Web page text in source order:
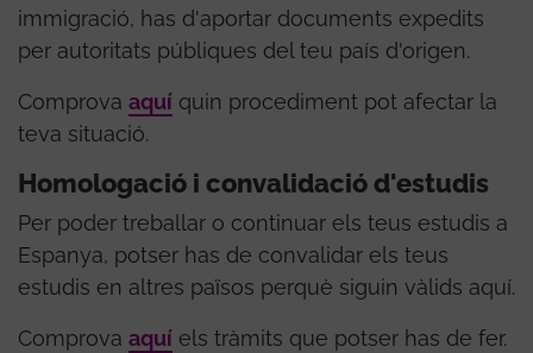
immigració, has d'aportar documents expedits
per autoritats públiques del teu país d'origen.
Comprova aquí quin procediment pot afectar la
teva situació.
Homologació i convalidació d'estudis
Per poder treballar o continuar els teus estudis a
Espanya, potser has de convalidar els teus
estudis en altres països perquè siguin vàlids aquí.
Comprova aquí els tràmits que potser has de fer.